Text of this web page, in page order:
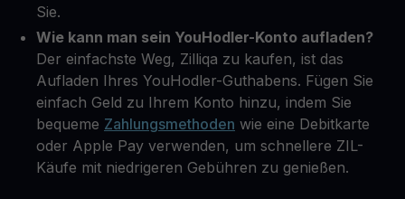
Sie.
Wie kann man sein YouHodler-Konto aufladen?
Der einfachste Weg, Zilliqa zu kaufen, ist das
Aufladen Ihres YouHodler-Guthabens. Fügen Sie
einfach Geld zu Ihrem Konto hinzu, indem Sie
bequeme Zahlungsmethoden wie eine Debitkarte
oder Apple Pay verwenden, um schnellere ZIL-
Käufe mit niedrigeren Gebühren zu genießen.